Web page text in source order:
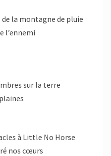
la montagne de pluie
l’ennemi
sur la terre
à Little No Horse
nos cœurs